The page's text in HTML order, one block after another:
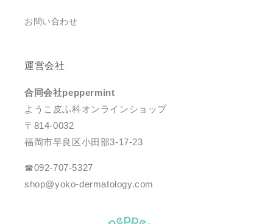
お問い合わせ
運営会社
合同会社peppermint
ようこ皮ふ科オンラインショップ
〒814-0032
福岡市早良区小田部3-17-23
☎︎092-707-5327
shop@yoko-dermatology.com